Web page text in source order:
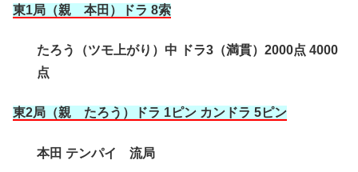
東1局（親 本田）ドラ 8索
たろう（ツモ上がり）中 ドラ3（満貫）2000点 4000
点
東2局（親 たろう）ドラ 1ピン カンドラ 5ピン
本田 テンパイ 流局